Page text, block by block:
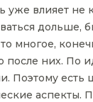
уже влияет не
дольше,
многое,
после них. По
Поэтому есть
аспекты.